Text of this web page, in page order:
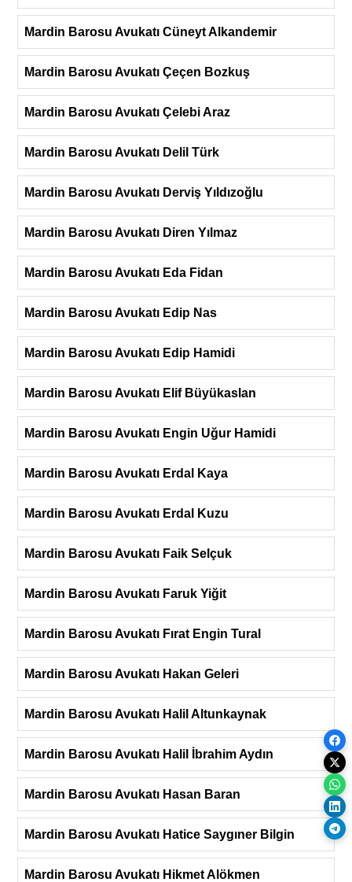
Mardin Barosu Avukatı Cüneyt Alkandemir
Mardin Barosu Avukatı Çeçen Bozkuş
Mardin Barosu Avukatı Çelebi Araz
Mardin Barosu Avukatı Delil Türk
Mardin Barosu Avukatı Derviş Yıldızoğlu
Mardin Barosu Avukatı Diren Yılmaz
Mardin Barosu Avukatı Eda Fidan
Mardin Barosu Avukatı Edip Nas
Mardin Barosu Avukatı Edip Hamidi
Mardin Barosu Avukatı Elif Büyükaslan
Mardin Barosu Avukatı Engin Uğur Hamidi
Mardin Barosu Avukatı Erdal Kaya
Mardin Barosu Avukatı Erdal Kuzu
Mardin Barosu Avukatı Faik Selçuk
Mardin Barosu Avukatı Faruk Yiğit
Mardin Barosu Avukatı Fırat Engin Tural
Mardin Barosu Avukatı Hakan Geleri
Mardin Barosu Avukatı Halil Altunkaynak
Mardin Barosu Avukatı Halil İbrahim Aydın
Mardin Barosu Avukatı Hasan Baran
Mardin Barosu Avukatı Hatice Saygıner Bilgin
Mardin Barosu Avukatı Hikmet Alökmen